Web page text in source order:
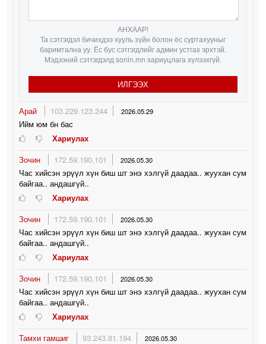
АНХААР!
Та сэтгэгдэл бичихдээ хууль зүйн болон ёс суртахууныг
баримтална уу. Ёс бус сэтгэгдлийг админ устгах эрхтэй.
Мэдээний сэтгэгдэлд sonin.mn хариуцлага хүлээхгүй.
ИЛГЭЭХ
Арай 103.229.123.244 2026.05.29
Ийм юм бн бас
Хариулах
Зочин
172.59.190.101 2026.05.30
Час хийсэн эрүүл хүн биш шт энэ хэлгүй даадаа.. жуухан сум
байгаа.. андашгүй..
Хариулах
Зочин
172.59.190.101 2026.05.30
Час хийсэн эрүүл хүн биш шт энэ хэлгүй даадаа.. жуухан сум
байгаа.. андашгүй..
Хариулах
Зочин
172.59.190.101 2026.05.30
Час хийсэн эрүүл хүн биш шт энэ хэлгүй даадаа.. жуухан сум
байгаа.. андашгүй..
Хариулах
Тамхи гамшиг
93.243.81.194 2026.05.30